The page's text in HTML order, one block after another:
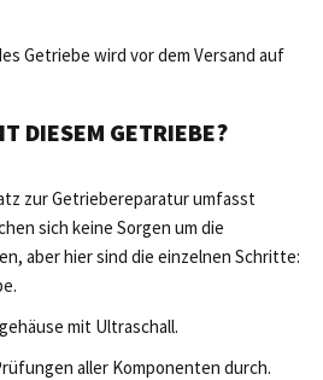
Getriebe wird vor dem Versand auf
DIESEM GETRIEBE?
zur Getriebereparatur umfasst
sich keine Sorgen um die
aber hier sind die einzelnen Schritte:
mit Ultraschall.
aller Komponenten durch.